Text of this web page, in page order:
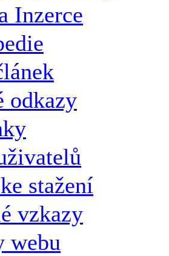
Inzerce
odkazy
stažení
vzkazy
webu